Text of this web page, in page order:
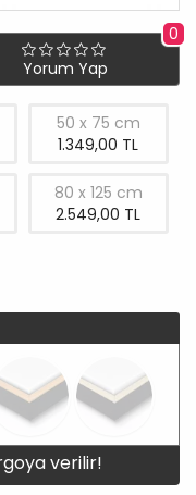
0
Yorum Yap
50 x 75 cm
1.349,00 TL
80 x 125 cm
2.549,00 TL
verilir!